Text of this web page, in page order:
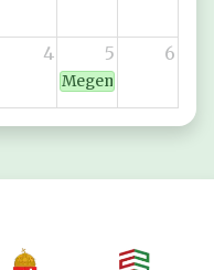
4 5 6
Megemlékezés az